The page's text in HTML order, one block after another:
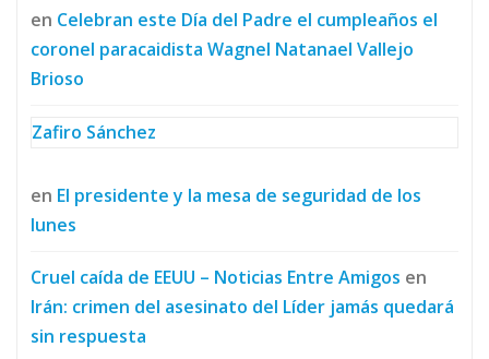
en Celebran este Día del Padre el cumpleaños el
coronel paracaidista Wagnel Natanael Vallejo
Brioso
Zafiro Sánchez
en El presidente y la mesa de seguridad de los
lunes
Cruel caída de EEUU – Noticias Entre Amigos en
Irán: crimen del asesinato del Líder jamás quedará
sin respuesta